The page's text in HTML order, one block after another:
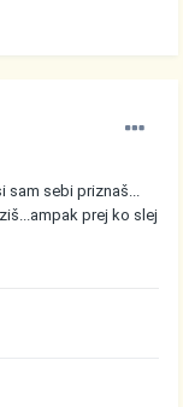
sam sebi priznaš...
prej ko slej